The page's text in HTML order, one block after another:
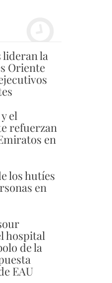
la
Oriente
el
refuerzan
en
los hutíes
en
hospital
de la
EAU